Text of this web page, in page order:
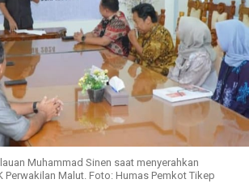
Muhammad Sinen saat menyerahkan
Perwakilan Malut. Foto: Humas Pemkot Tikep